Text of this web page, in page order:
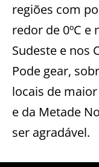
regiões com
redor de 0ºC e
Sudeste e nos
Pode gear,
locais de
e da Metade
ser agradável.